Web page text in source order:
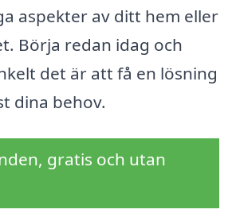
aspekter av ditt hem eller
Börja redan idag och
det är att få en lösning
dina behov.
gratis och utan